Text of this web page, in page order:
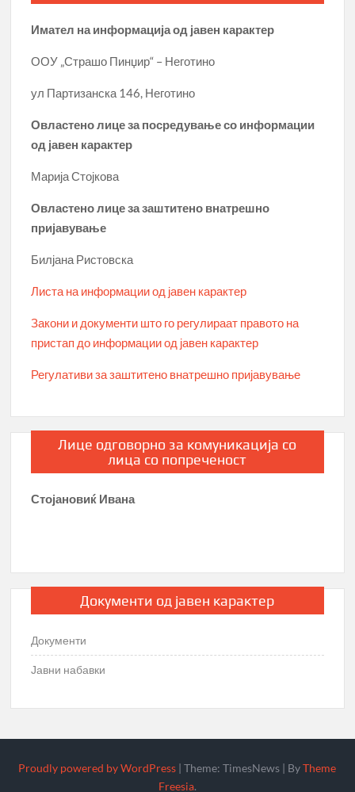
Имател на информација од јавен карактер
ООУ „Страшо Пинџир“ – Неготино
ул Партизанска 146, Неготино
Овластено лице за посредување со информации
од јавен карактер
Марија Стојкова
Овластено лице за заштитено внатрешно
пријавување
Билјана Ристовска
Листа на информации од јавен карактер
Закони и документи што го регулираат правото на
пристап до информации од јавен карактер
Регулативи за заштитено внатрешно пријавување
Лице одговорно за комуникација со
лица со попреченост
Стојановиќ Ивана
Документи од јавен карактер
Документи
Јавни набавки
Proudly powered by WordPress |Theme: TimesNews | ByTheme
Freesia.